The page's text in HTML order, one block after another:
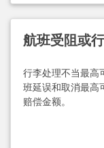
航班受阻或
行李处理不当最高
班延误和取消最高
赔偿金额。